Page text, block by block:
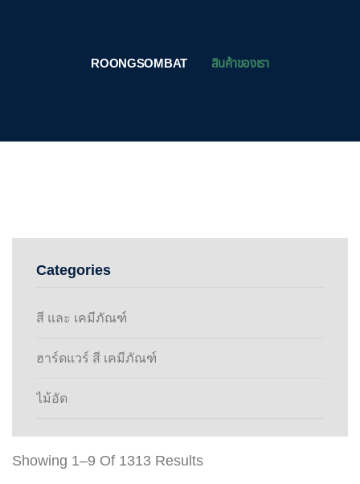
ROONGSOMBAT สินค้าของเรา
Categories
สี และ เคมีภัณฑ์
ฮาร์ดแวร์ สี เคมีภัณฑ์
ไม้อัด
Showing 1–9 Of 1313 Results